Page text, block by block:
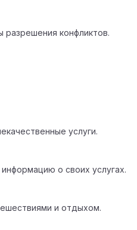
конфликтов.
услуги.
о своих услугах.
и отдыхом.